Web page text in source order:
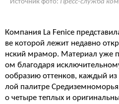
Источник фото: Пресс-служба
Компания La Fenice
ве которой лежит недавно
нский мрамор. Материал уже
ом благодаря
ообразию оттенков, каждый
лой палитре
о четыре теплых и